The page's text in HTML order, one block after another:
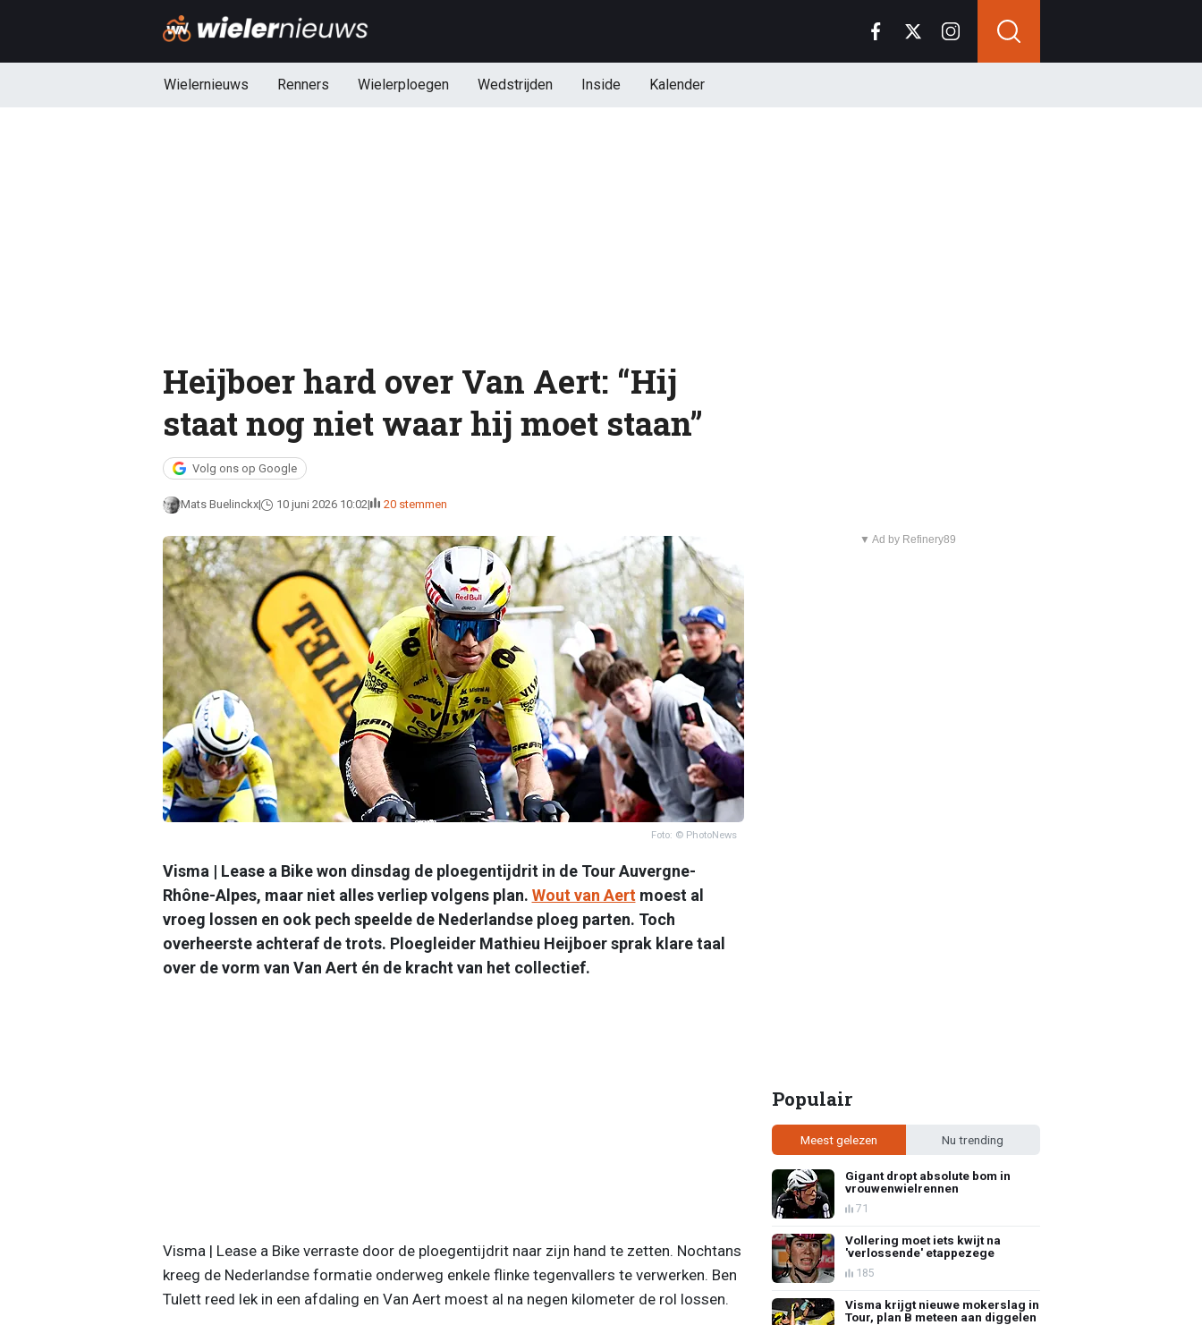
Wielernieuws Renners Wielerploegen Wedstrijden Inside Kalender
Heijboer hard over Van Aert: “Hij
staat nog niet waar hij moet staan”
Volg ons op Google
Mats Buelinckx 10 juni 2026 10:02 20 stemmen
Foto: © PhotoNews
Visma | Lease a Bike won dinsdag de ploegentijdrit in de Tour Auvergne-
Rhône-Alpes, maar niet alles verliep volgens plan. Wout van Aertmoest al
vroeg lossen en ook pech speelde de Nederlandse ploeg parten. Toch
overheerste achteraf de trots. Ploegleider Mathieu Heijboer sprak klare taal
over de vorm van Van Aert én de kracht van het collectief.
Visma | Lease a Bike verraste door de ploegentijdrit naar zijn hand te zetten. Nochtans
kreeg de Nederlandse formatie onderweg enkele flinke tegenvallers te verwerken. Ben
Tulett reed lek in een afdaling en Van Aert moest al na negen kilometer de rol lossen.
▼ Ad by Refinery89
Populair
Meest gelezen Nu trending
Gigant dropt absolute bom in
vrouwenwielrennen
71
Vollering moet iets kwijt na
'verlossende' etappezege
185
Visma krijgt nieuwe mokerslag in
Tour, plan B meteen aan diggelen